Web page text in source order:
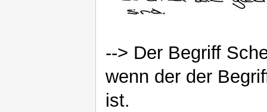
--> Der Begriff
wenn der der
ist.